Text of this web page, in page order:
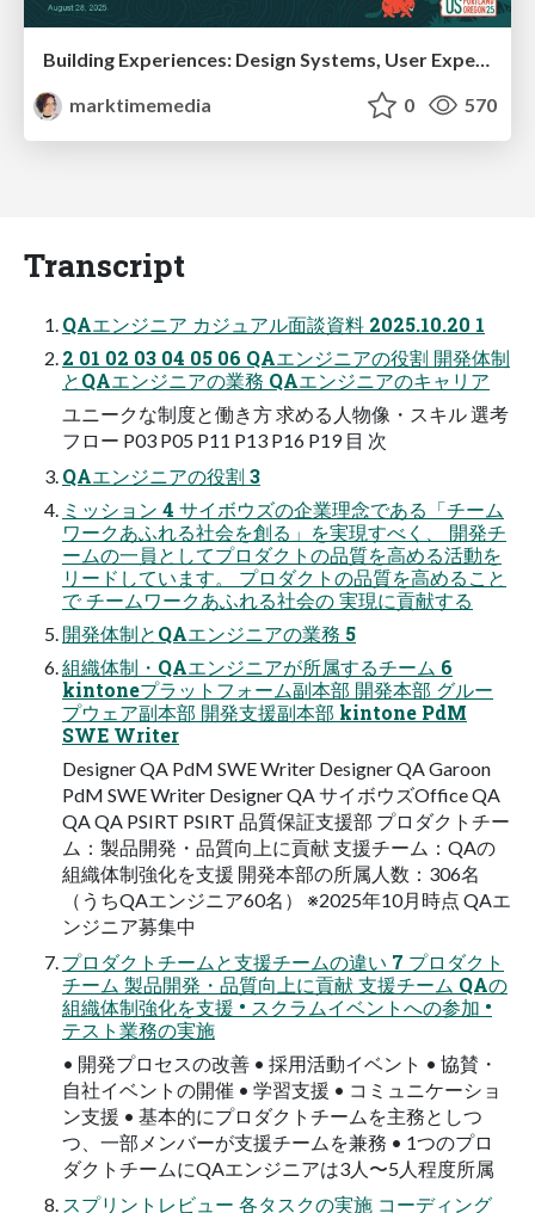
marktimemedia
0 570
Transcript
QAエンジニア カジュアル面談資料 2025.10.20 1
2 01 02 03 04 05 06 QAエンジニアの役割 開発体制
とQAエンジニアの業務 QAエンジニアのキャリア
ユニークな制度と働き方 求める人物像・スキル 選考
フロー P03 P05 P11 P13 P16 P19 目 次
QAエンジニアの役割 3
ミッション 4 サイボウズの企業理念である「チーム
ワークあふれる社会を創る」を実現すべく、 開発チ
ームの一員としてプロダクトの品質を高める活動を
リードしています。 プロダクトの品質を高めること
で チームワークあふれる社会の 実現に貢献する
開発体制とQAエンジニアの業務 5
組織体制・QAエンジニアが所属するチーム 6
kintoneプラットフォーム副本部 開発本部 グルー
プウェア副本部 開発支援副本部 kintone PdM
SWE Writer
Designer QA PdM SWE Writer Designer QA Garoon
PdM SWE Writer Designer QA サイボウズOffice QA
QA QA PSIRT PSIRT 品質保証支援部 プロダクトチー
ム：製品開発・品質向上に貢献 支援チーム：QAの
組織体制強化を支援 開発本部の所属人数：306名
（うちQAエンジニア60名） ※2025年10月時点 QAエ
ンジニア募集中
プロダクトチームと支援チームの違い 7 プロダクト
チーム 製品開発・品質向上に貢献 支援チーム QAの
組織体制強化を支援 • スクラムイベントへの参加 •
テスト業務の実施
• 開発プロセスの改善 • 採用活動イベント • 協賛・
自社イベントの開催 • 学習支援 • コミュニケーショ
ン支援 • 基本的にプロダクトチームを主務としつ
つ、一部メンバーが支援チームを兼務 • 1つのプロ
ダクトチームにQAエンジニアは3人〜5人程度所属
スプリントレビュー 各タスクの実施 コーディング